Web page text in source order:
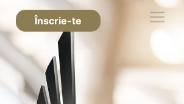
Înscrie-te